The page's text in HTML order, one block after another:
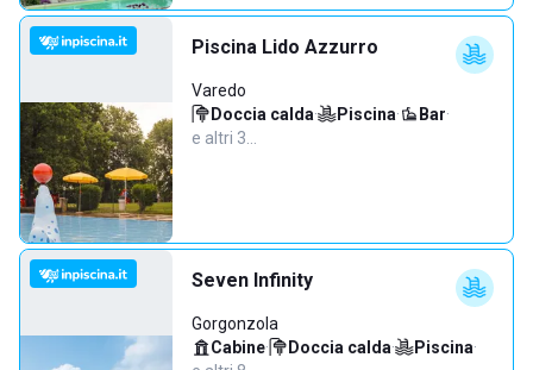
Piscina Lido Azzurro
Varedo
Doccia calda· Piscina· Bar·
e altri 3…
Seven Infinity
Gorgonzola
Cabine· Doccia calda· Piscina·